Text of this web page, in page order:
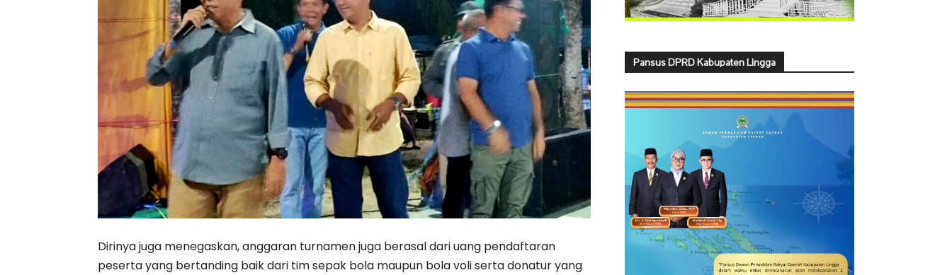
Dirinya juga menegaskan, anggaran turnamen juga berasal dari uang pendaftaran
peserta yang bertanding baik dari tim sepak bola maupun bola voli serta donatur yang
Pansus DPRD Kabupaten Lingga